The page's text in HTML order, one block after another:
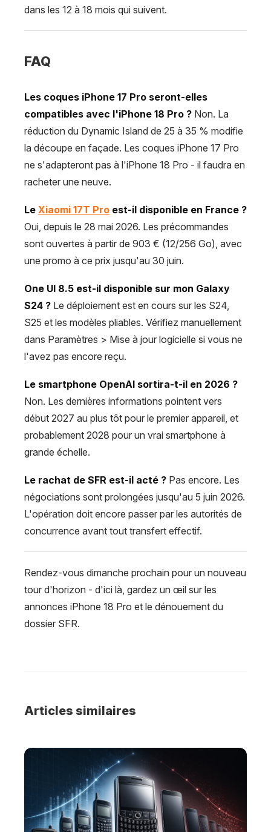
dans les 12 à 18 mois qui suivent.
FAQ
Les coques iPhone 17 Pro seront-elles
compatibles avec l'iPhone 18 Pro ? Non. La
réduction du Dynamic Island de 25 à 35 % modifie
la découpe en façade. Les coques iPhone 17 Pro
ne s'adapteront pas à l'iPhone 18 Pro - il faudra en
racheter une neuve.
Le Xiaomi 17T Pro est-il disponible en France ?
Oui, depuis le 28 mai 2026. Les précommandes
sont ouvertes à partir de 903 € (12/256 Go), avec
une promo à ce prix jusqu'au 30 juin.
One UI 8.5 est-il disponible sur mon Galaxy
S24 ? Le déploiement est en cours sur les S24,
S25 et les modèles pliables. Vérifiez manuellement
dans Paramètres > Mise à jour logicielle si vous ne
l'avez pas encore reçu.
Le smartphone OpenAI sortira-t-il en 2026 ?
Non. Les dernières informations pointent vers
début 2027 au plus tôt pour le premier appareil, et
probablement 2028 pour un vrai smartphone à
grande échelle.
Le rachat de SFR est-il acté ? Pas encore. Les
négociations sont prolongées jusqu'au 5 juin 2026.
L'opération doit encore passer par les autorités de
concurrence avant tout transfert effectif.
Rendez-vous dimanche prochain pour un nouveau
tour d'horizon - d'ici là, gardez un œil sur les
annonces iPhone 18 Pro et le dénouement du
dossier SFR.
Articles similaires